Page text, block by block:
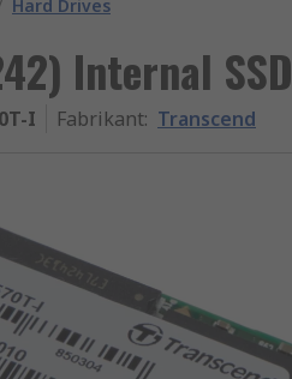
Hard Drives
Internal SSD
I Fabrikant: Transcend